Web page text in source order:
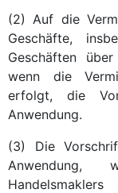
(2) Auf die
Geschäfte,
Geschäften
wenn die
erfolgt, die
Anwendung.
(3) Die
Anwendung,